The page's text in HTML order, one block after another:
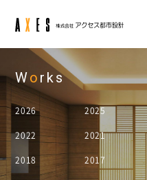
Wo rks
2026 2025
2022 2021
2018 2017